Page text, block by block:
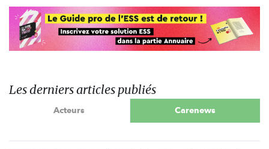
Les derniers articles publiés
Acteurs Carenews